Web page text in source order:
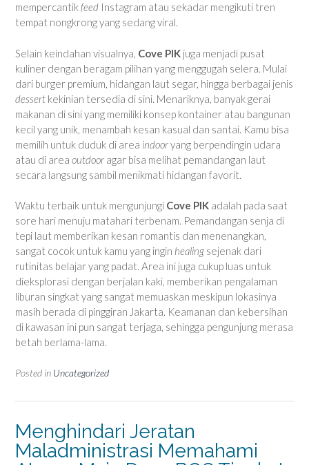
mempercantikfeed Instagram atau sekadar mengikuti tren
tempat nongkrong yang sedang viral.
Selain keindahan visualnya, Cove PIK juga menjadi pusat
kuliner dengan beragam pilihan yang menggugah selera. Mulai
dari burger premium, hidangan laut segar, hingga berbagai jenis
dessert kekinian tersedia di sini. Menariknya, banyak gerai
makanan di sini yang memiliki konsep kontainer atau bangunan
kecil yang unik, menambah kesan kasual dan santai. Kamu bisa
memilih untuk duduk di area indooryang berpendingin udara
atau di area outdoor agar bisa melihat pemandangan laut
secara langsung sambil menikmati hidangan favorit.
Waktu terbaik untuk mengunjungi Cove PIK adalah pada saat
sore hari menuju matahari terbenam. Pemandangan senja di
tepi laut memberikan kesan romantis dan menenangkan,
sangat cocok untuk kamu yang ingin healing sejenak dari
rutinitas belajar yang padat. Area ini juga cukup luas untuk
dieksplorasi dengan berjalan kaki, memberikan pengalaman
liburan singkat yang sangat memuaskan meskipun lokasinya
masih berada di pinggiran Jakarta. Keamanan dan kebersihan
di kawasan ini pun sangat terjaga, sehingga pengunjung merasa
betah berlama-lama.
Posted in Uncategorized
Menghindari Jeratan
Maladministrasi Memahami